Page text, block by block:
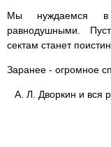
Мы нуждаемся в
равнодушными.
сектам станет
Заранее - огромное
А. Л. Дворкин и вся